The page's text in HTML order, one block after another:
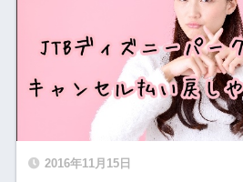
2016年11月15日